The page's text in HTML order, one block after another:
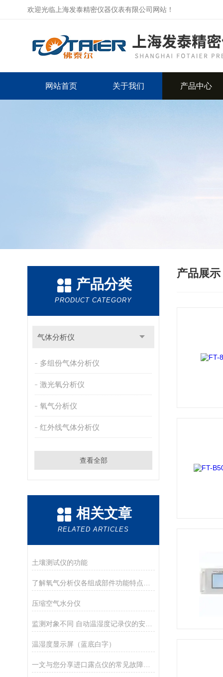
欢迎光临上海发泰精密仪器仪表有限公司网站！
网站首页 关于我们 产品中心
产品分类
PRODUCT CATEGORY
气体分析仪
多组份气体分析仪
激光氧分析仪
氧气分析仪
红外线气体分析仪
查看全部
相关文章
RELATED ARTICLES
土壤测试仪的功能
压缩空气水分仪
监测对象不同 自动温湿度记录仪的安装位置也不相同
温湿度显示屏（蓝底白字）
产品展示